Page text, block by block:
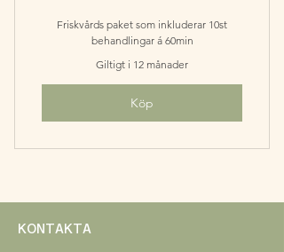
Friskvårds paket som inkluderar 10st
behandlingar á 60min
Giltigt i 12 månader
Köp
KONTAKTA